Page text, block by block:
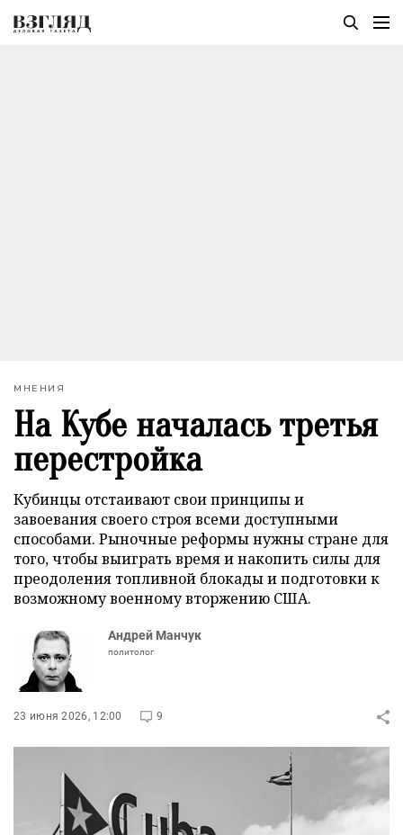
МНЕНИЯ
На Кубе началась третья
перестройка
Кубинцы отстаивают свои принципы и
завоевания своего строя всеми доступными
способами. Рыночные реформы нужны стране для
того, чтобы выиграть время и накопить силы для
преодоления топливной блокады и подготовки к
возможному военному вторжению США.
Андрей Манчук
политолог
23 июня 2026, 12:00 9